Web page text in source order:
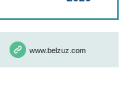
www.belzuz.com